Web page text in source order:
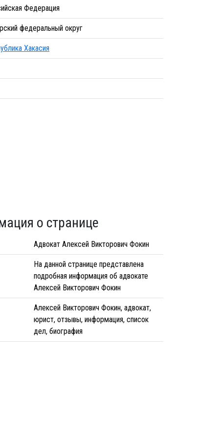
Федерация
федеральный округ
Хакасия
о странице
Адвокат Алексей Викторович Фокин
На данной странице представлена
подробная информация об адвокате
Алексей Викторович Фокин
Алексей Викторович Фокин, адвокат,
юрист, отзывы, информация, список
дел, биография